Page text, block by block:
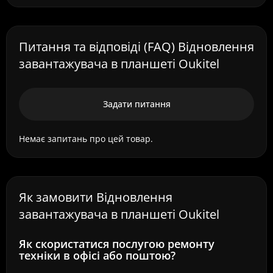
Питання та відповіді (FAQ) Відновлення
завантажувача в планшеті Oukitel
Задати питання
Немає запитань про цей товар.
Як замовити Відновлення
завантажувача в планшеті Oukitel
Як скористатися послугою ремонту
техніки в офісі або поштою?